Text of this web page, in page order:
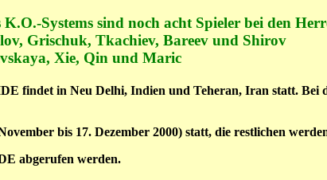
Systems sind noch acht Spieler bei den
Grischuk, Tkachiev, Bareev und Shirov
Xie, Qin und Maric
findet in Neu Delhi, Indien und Teheran, Iran statt. Bei
bis 17. Dezember 2000) statt, die restlichen
abgerufen werden.